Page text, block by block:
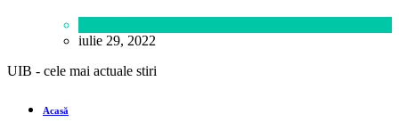
iulie 29, 2022
UIB - cele mai actuale stiri
Acasă